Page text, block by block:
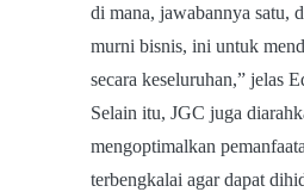
di mana, jawabannya satu,
murni bisnis, ini untuk
secara keseluruhan,” jelas
Selain itu, JGC juga
mengoptimalkan
terbengkalai agar dapat